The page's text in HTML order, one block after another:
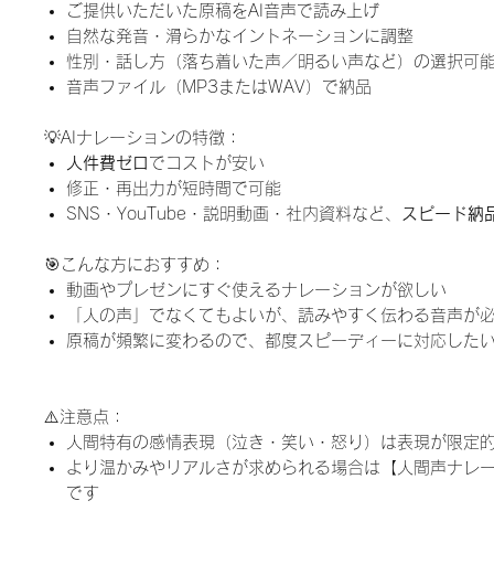
ご提供いただいた原稿をAI音声で読み上げ
自然な発音・滑らかなイントネーションに調整
性別・話し方（落ち着いた声／明るい声など）の選択可
音声ファイル（MP3またはWAV）で納品
💡AIナレーションの特徴：
人件費ゼロ でコストが安い
修正・再出力が短時間で可能
SNS・YouTube・説明動画・社内資料など、
スピード納
🎯こんな方におすすめ：
動画やプレゼンにすぐ使えるナレーションが欲しい
「人の声」でなくてもよいが、読みやすく伝わる音声が
原稿が頻繁に変わるので、都度スピーディーに対応した
⚠️注意点：
人間特有の感情表現（泣き・笑い・怒り）は表現が限定
より温かみやリアルさが求められる場合は【人間声ナレ
です